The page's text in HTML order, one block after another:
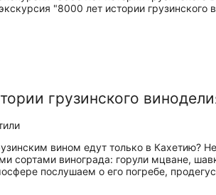
грузинского
вином едут только в Кахетию?
сортами винограда: горули мцване,
послушаем о его погребе,